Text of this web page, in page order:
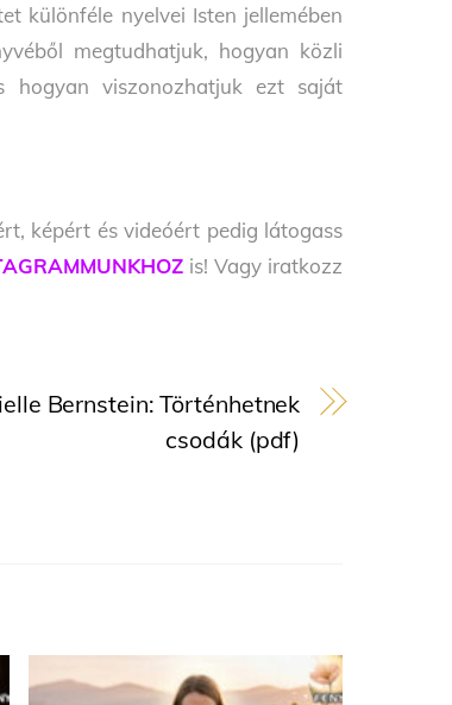
különféle nyelvei Isten jellemében
megtudhatjuk, hogyan közli
hogyan viszonozhatjuk ezt saját
képért és videóért pedig látogass
is! Vagy iratkozz
Bernstein: Történhetnek
csodák (pdf)